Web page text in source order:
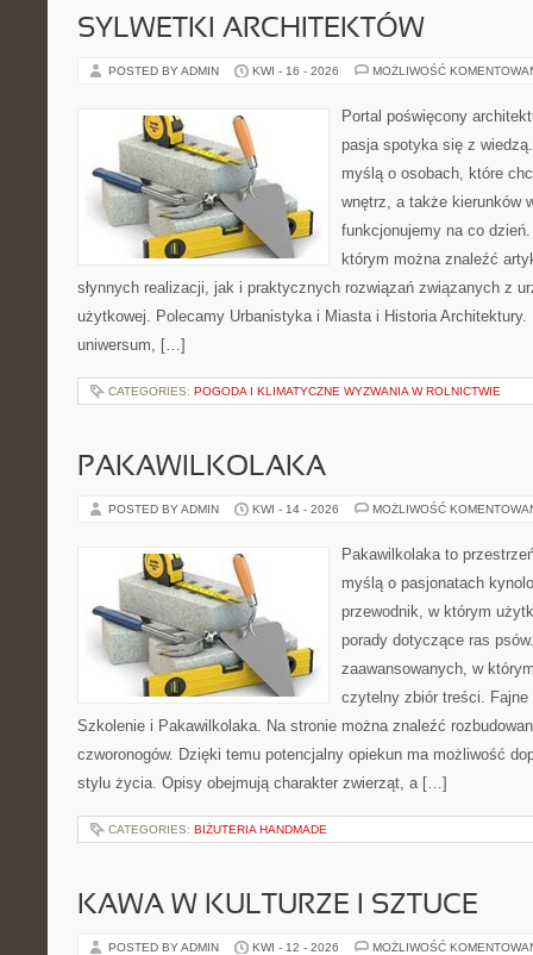
SYLWETKI ARCHITEKTÓW
POSTED BY ADMIN KWI - 16 - 2026 MOŻLIWOŚĆ
Portal poświęcony
pasja spotyka się z
myślą o osobach, które
wnętrz, a także kierunków
funkcjonujemy na co
którym można znaleźć
słynnych realizacji, jak i praktycznych rozwiązań związanych z
użytkowej. Polecamy Urbanistyka i Miasta i Historia
uniwersum, […]
CATEGORIES: POGODA I KLIMATYCZNE WYZWANIA W ROLNICTWIE
PAKAWILKOLAKA
POSTED BY ADMIN KWI - 14 - 2026 MOŻLIWOŚĆ
Pakawilkolaka to
myślą o pasjonatach
przewodnik, w którym
porady dotyczące ras
zaawansowanych, w
czytelny zbiór treści.
Szkolenie i Pakawilkolaka. Na stronie można znaleźć
czworonogów. Dzięki temu potencjalny opiekun ma możliwość
stylu życia. Opisy obejmują charakter zwierząt, a […]
CATEGORIES: BIŻUTERIA HANDMADE
KAWA W KULTURZE I SZTUCE
POSTED BY ADMIN KWI - 12 - 2026 MOŻLIWOŚĆ